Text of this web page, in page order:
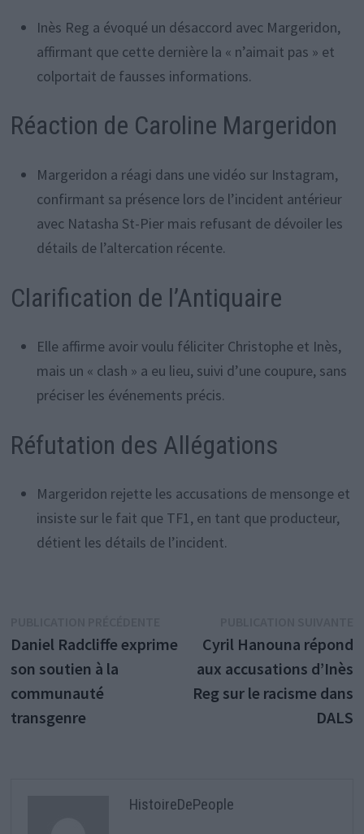
Inès Reg a évoqué un désaccord avec Margeridon,
affirmant que cette dernière la « n’aimait pas » et
colportait de fausses informations.
Réaction de Caroline Margeridon
Margeridon a réagi dans une vidéo sur Instagram,
confirmant sa présence lors de l’incident antérieur
avec Natasha St-Pier mais refusant de dévoiler les
détails de l’altercation récente.
Clarification de l’Antiquaire
Elle affirme avoir voulu féliciter Christophe et Inès,
mais un « clash » a eu lieu, suivi d’une coupure, sans
préciser les événements précis.
Réfutation des Allégations
Margeridon rejette les accusations de mensonge et
insiste sur le fait que TF1, en tant que producteur,
détient les détails de l’incident.
de
l’article
précédente :
Daniel Radcliffe exprime
son soutien à la
communauté
transgenre
Cyril Hanouna répond
aux accusations d’Inès
Reg sur le racisme dans
DALS
HistoireDePeople